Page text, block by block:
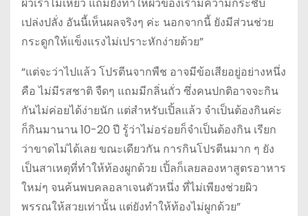
ผิวเราไม่เหี่ยว แถมยังทำให้ผิวของเรามีความกระชับ
เปล่งปลั่ง อันนี้เห็นผลจริงๆ ค่ะ นอกจากนี้ ยังมีส่วนช่วย
กระดูกให้แข็งแรงไม่เปราะหักง่ายด้วย”
“แต่จะว่าไปแล้ว โปรตีนจากพืช อาจมีข้อเสียอยู่อย่างหนึ่ง
คือ ไม่มีรสชาติ จืดๆ แถมมีกลิ่นถั่ว ซึ่งคนปกติอาจจะกิน
กันไม่ค่อยได้ง่ายนัก แต่สำหรับเปิ้ลแล้ว จำเป็นต้องกินค่ะ
ก็กินมานาน 10-20 ปี รู้ว่าไม่อร่อยก็จำเป็นต้องกิน เรียก
ว่าขาดไม่ได้เลย ขณะเดียวกัน การกินโปรตีนมาก ๆ ยัง
เป็นสาเหตุที่ทำให้ท้องผูกด้วย เปิ้ลก็เลยลองหาสูตรอาหาร
ใหม่ๆ จนค้นพบคลอลาเจนตัวหนึ่ง ที่ไม่เพียงช่วยผิว
พรรณให้สวยเท่านั้น แต่ยังทำให้ท้องไม่ผูกด้วย”